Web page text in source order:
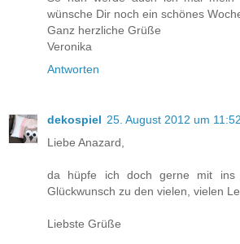
wünsche Dir noch ein schönes
Ganz herzliche Grüße
Veronika
Antworten
dekospiel 25. August 2012 um 11:52
Liebe Anazard,
da hüpfe ich doch gerne mit ins
Glückwunsch zu den vielen, vielen
Liebste Grüße